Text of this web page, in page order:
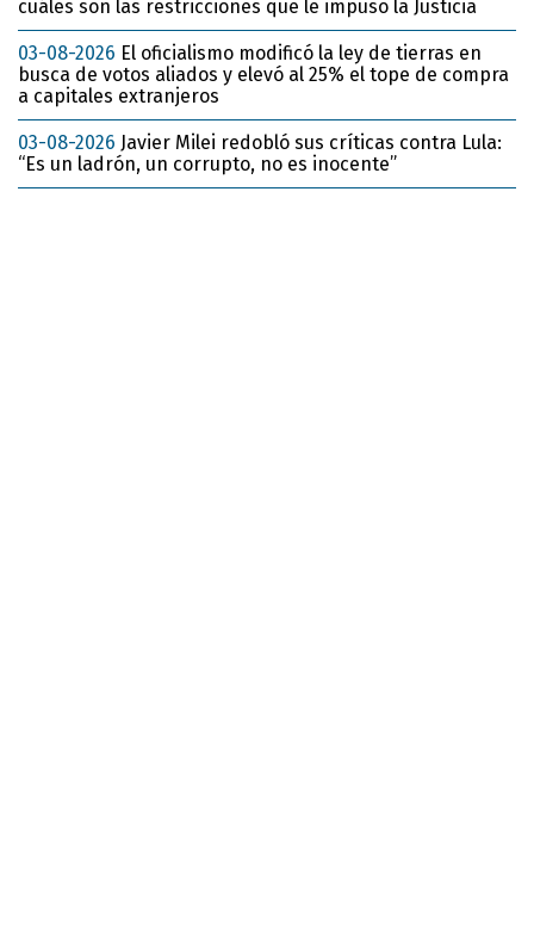
cuáles son las restricciones que le impuso la Justicia
03-08-2026 El oficialismo modificó la ley de tierras en
busca de votos aliados y elevó al 25% el tope de compra
a capitales extranjeros
03-08-2026 Javier Milei redobló sus críticas contra Lula:
“Es un ladrón, un corrupto, no es inocente”